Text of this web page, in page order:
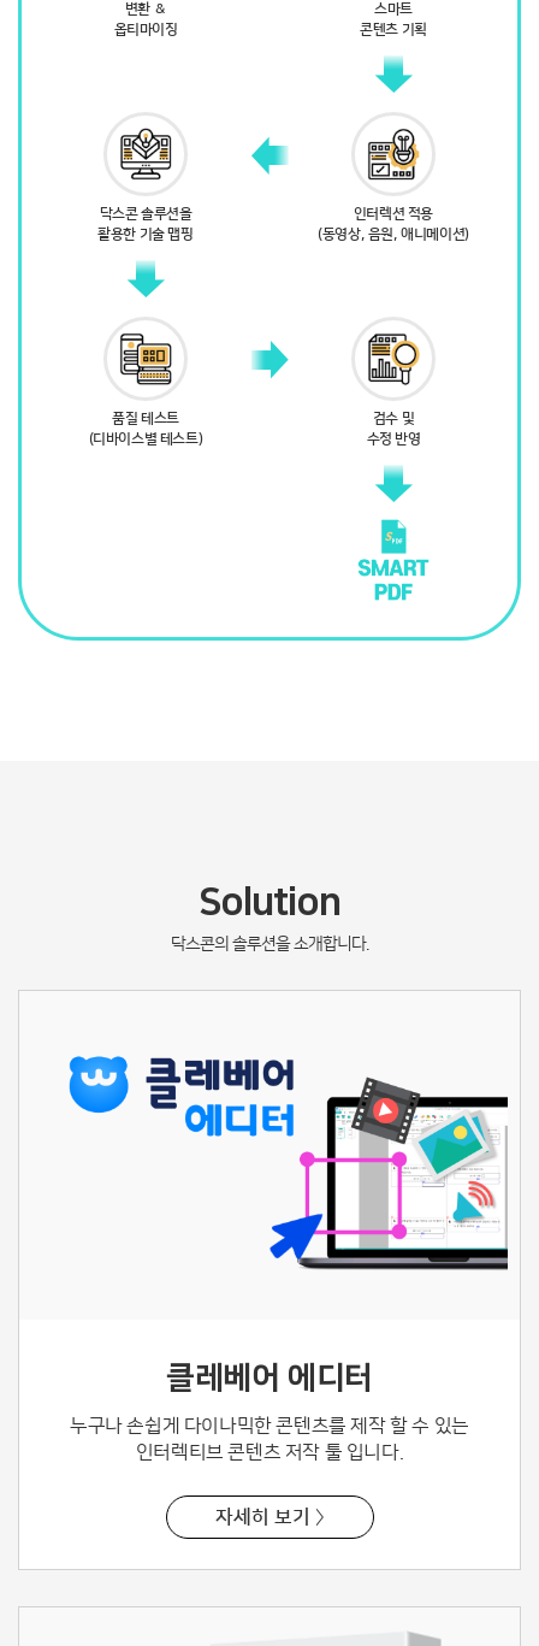
변환 ＆
옵티마이징
스마트
콘텐츠 기획
인터렉션 적용
(동영상, 음원, 애니메이션)
닥스콘 솔루션을
활용한 기술 맵핑
품질 테스트
(디바이스별 테스트)
검수 및
수정 반영
Solution
닥스콘의 솔루션을 소개합니다.
클레베어 에디터
누구나 손쉽게 다이나믹한 콘텐츠를 제작할 수 있는
인터렉티브 콘텐츠 저작 툴 입니다.
자세히 보기 〉